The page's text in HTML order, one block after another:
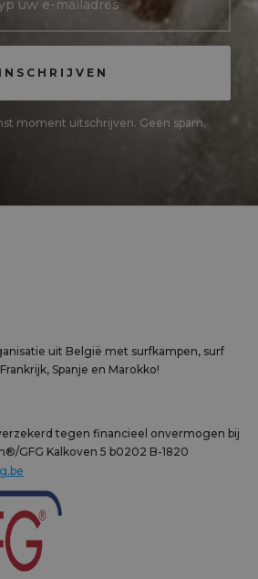
moment uitschrijven. Geen spam.
uit België met surfkampen, surf
Spanje en Marokko!
tegen financieel onvermogen bij
GFG Kalkoven 5 b0202 B-1820